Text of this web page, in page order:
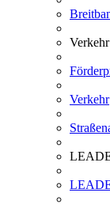
Verkehr
Verkehr